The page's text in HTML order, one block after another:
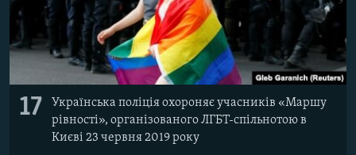
17
Українська поліція охороняє учасників «Маршу
рівності», організованого ЛГБТ-спільнотою в
Києві 23 червня 2019 року